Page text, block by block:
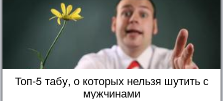
Топ-5 табу, о которых нельзя шутить с
мужчинами